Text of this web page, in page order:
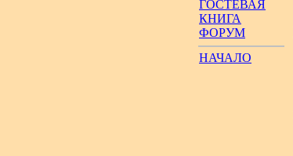
ГОСТЕВАЯ
КНИГА
ФОРУМ
НАЧАЛО